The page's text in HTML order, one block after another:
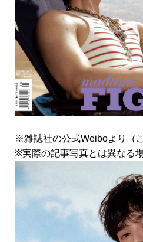
※雑誌社の公式Weiboより（
※実際の記事写真とは異なる